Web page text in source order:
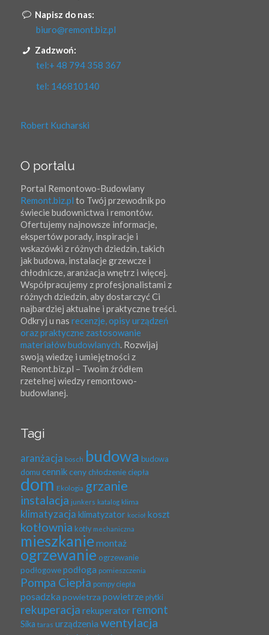
Napisz do nas:
biuro@remont.biz.pl
Zadzwoń:
tel:+ 48 794 358 367
tel: 146810140
Robert Kucharski
O portalu
Portal Remontowo-Budowlany
Remont.biz.pl to Twój przewodnik po
świecie budownictwa i remontów.
Ofertujemy najnowsze informacje,
ekspertów porady, inspiracje i
wskazówki z różnych dziedzin, takich
jak budowa, instalacje grzewcze i
chłodnicze, aranżacja wnętrz i więcej.
Współpracujemy z profesjonalistami z
różnych dziedzin, aby dostarczyć Ci
najbardziej aktualne i praktyczne treści.
Odkryj u nas recenzje, opisy urządzeń
oraz praktyczne zastosowanie
materiałów budowlanych. Rozwijaj
swoją wiedzę i umiejętności z
Remont.biz.pl – Twoim źródłem
rzetelnej wiedzy remontowo-
budowlanej.
Tagi
aranżacja bosch budowa budowa
domu cennik ceny chłodzenie ciepła
dom Ekologia grzanie
instalacja junkers katalog klima
klimatyzacja klimatyzator kocioł koszt
kotłownia kotły mechaniczna
mieszkaniemontaż
ogrzewanie ogrzewanie
podłogowe podłoga pomieszczenia
Pompa Ciepła pompy ciepła
posadzka powietrza powietrze płytki
rekuperacja rekuperator remont
Sika taras urządzenia wentylacja